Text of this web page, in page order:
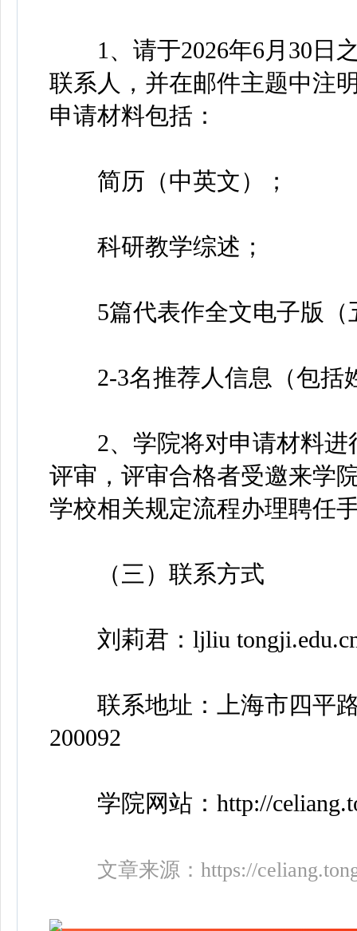
1、请于2026年6月30日
联系人，并在邮件主题中注
申请材料包括：
简历（中英文）；
科研教学综述；
5篇代表作全文电子版（
2-3名推荐人信息（包括
2、学院将对申请材料进
评审，评审合格者受邀来学
学校相关规定流程办理聘任
（三）联系方式
刘莉君：ljliu tongji.edu.cn
联系地址：上海市四平路
200092
学院网站：http://
文章来源： https://